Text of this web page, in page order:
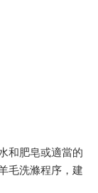
和肥皂或適當的
毛洗滌程序，建